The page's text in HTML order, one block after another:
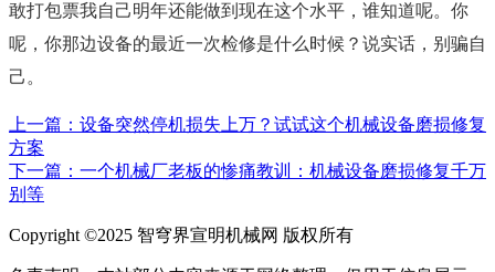
敢打包票我自己明年还能做到现在这个水平，谁知道呢。你
呢，你那边设备的最近一次检修是什么时候？说实话，别骗自
己。
上一篇：设备突然停机损失上万？试试这个机械设备磨损修复
方案
下一篇：一个机械厂老板的惨痛教训：机械设备磨损修复千万
别等
Copyright ©2025 智穹界宣明机械网 版权所有